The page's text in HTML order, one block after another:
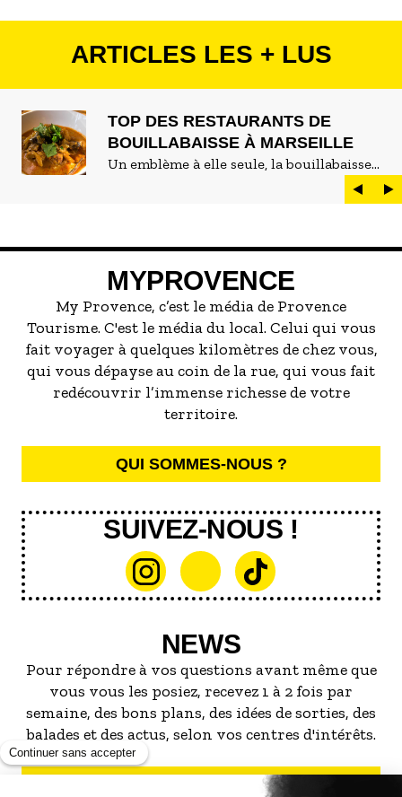
ARTICLES LES + LUS
TOP DES RESTAURANTS DE
BOUILLABAISSE À MARSEILLE
Un emblème à elle seule, la bouillabaisse
est LE plat marseillais par excellence. On
peut d'ailleurs vite être submergé·e par la
servir la meilleure...
MYPROVENCE
My Provence, c’est le média de Provence
Tourisme. C'est le média du local. Celui qui vous
fait voyager à quelques kilomètres de chez vous,
qui vous dépayse au coin de la rue, qui vous fait
redécouvrir l’immense richesse de votre
territoire.
QUI SOMMES-NOUS ?
SUIVEZ-NOUS !
NEWS
Pour répondre à vos questions avant même que
vous vous les posiez, recevez 1 à 2 fois par
semaine, des bons plans, des idées de sorties, des
balades et des actus, selon vos centres d'intérêts.
S'INSCRIRE À LA NEWSLETTER